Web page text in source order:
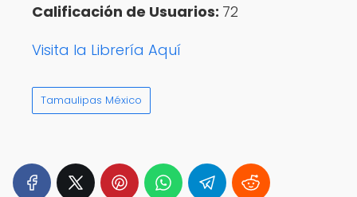
Calificación de Usuarios: 72
Visita la Librería Aquí
Tamaulipas México